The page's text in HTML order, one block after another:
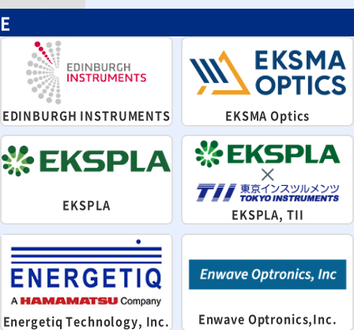
E
EDINBURGH INSTRUMENTS EKSMA Optics
EKSPLA
EKSPLA, TII
Energetiq Technology, Inc. Enwave Optronics,Inc.